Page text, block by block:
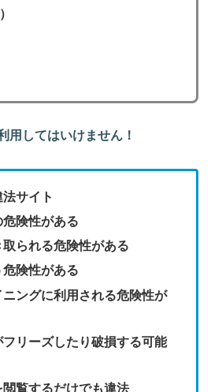
用してはいけません！
サイト
険性がある
られる危険性がある
険性がある
ングに利用される危険性が
リーズしたり破損する可能
覧するだけでも違法